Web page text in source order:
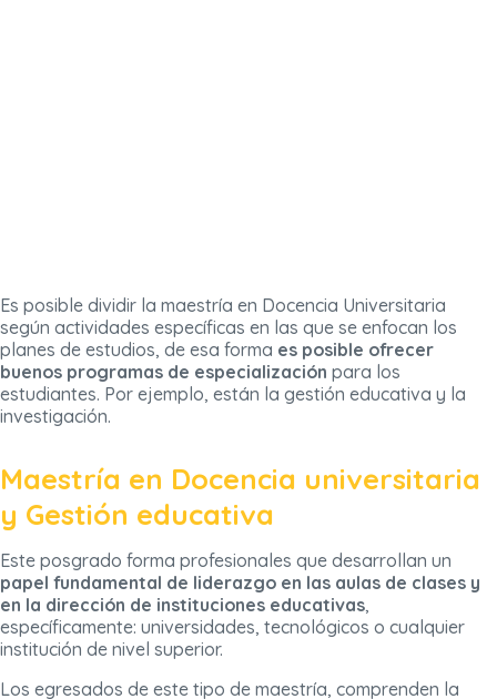
Es posible dividir la maestría en Docencia Universitaria
según actividades específicas en las que se enfocan los
planes de estudios, de esa forma es posible ofrecer
buenos programas de especialización para los
estudiantes. Por ejemplo, están la gestión educativa y la
investigación.
Maestría en Docencia universitaria
y Gestión educativa
Este posgrado forma profesionales que desarrollan un
papel fundamental de liderazgo en las aulas de clases y
en la dirección de instituciones educativas,
específicamente: universidades, tecnológicos o cualquier
institución de nivel superior.
Los egresados de este tipo de maestría, comprenden la